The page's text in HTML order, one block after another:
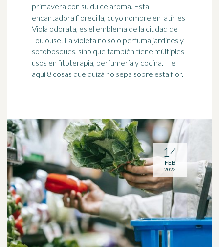
primavera con su dulce aroma. Esta
encantadora florecilla, cuyo nombre en latín es
Viola odorata, es el emblema de la ciudad de
Toulouse. La violeta no sólo perfuma jardines y
sotobosques, sino que también tiene múltiples
usos en fitoterapia, perfumería y cocina. He
aquí 8 cosas que quizá no sepa sobre esta flor.
14
FEB
2023